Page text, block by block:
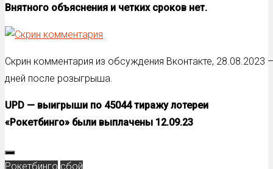
Внятного объяснения и четких сроков нет.
Скрин комментария из обсуждения Вконтакте, 28.08.2023
дней после розыгрыша.
UPD — выигрыши по 45044 тиражу лотереи
«Рокетбинго» были выплачены 12.09.23
Рокетбинго сбой